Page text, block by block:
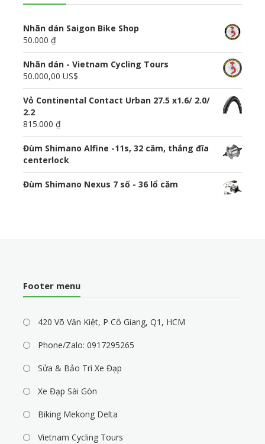
Nhãn dán Saigon Bike Shop
50.000 ₫
Nhãn dán - Vietnam Cycling Tours
50.000,00 US$
Vỏ Continental Contact Urban 27.5 x1.6/ 2.0/
2.2
815.000 ₫
Đùm Shimano Alfine -11s, 32 căm, thắng đĩa
centerlock
Đùm Shimano Nexus 7 số - 36 lổ căm
Footer menu
420 Võ Văn Kiệt, P Cô Giang, Q1, HCM
Phone/Zalo: 0917295265
Sửa & Bảo Trì Xe Đạp
Xe Đạp Sài Gòn
Biking Mekong Delta
Vietnam Cycling Tours